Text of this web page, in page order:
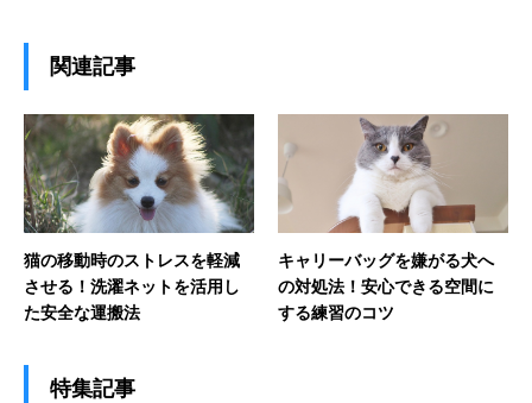
関連記事
猫の移動時のストレスを軽減
させる！洗濯ネットを活用し
た安全な運搬法
キャリーバッグを嫌がる犬へ
の対処法！安心できる空間に
する練習のコツ
特集記事